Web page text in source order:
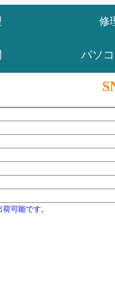
修
パソ
可能です。